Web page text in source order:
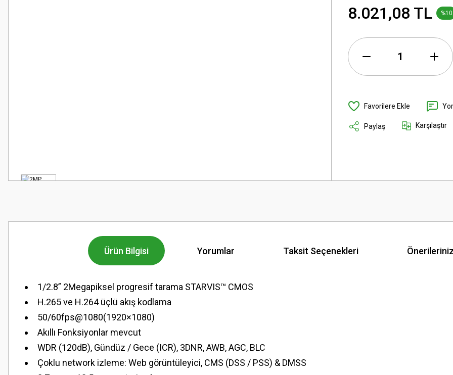
8.021,08 TL %10
Paylaş Karşılaştır
Ürün Bilgisi Yorumlar Taksit Seçenekleri
1/2.8” 2Megapiksel progresif tarama STARVIS™ CMOS
H.265 ve H.264 üçlü akış kodlama
50/60fps@1080(1920×1080)
Akıllı Fonksiyonlar mevcut
WDR (120dB), Gündüz / Gece (ICR), 3DNR, AWB, AGC, BLC
Çoklu network izleme: Web görüntüleyici, CMS (DSS / PSS) & DMSS